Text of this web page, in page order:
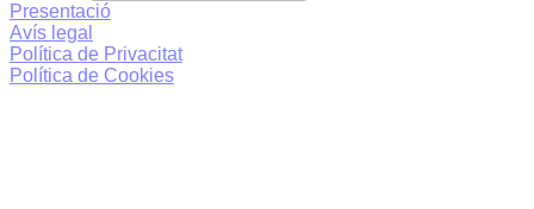
Presentació
Avís legal
Política de Privacitat
Política de Cookies